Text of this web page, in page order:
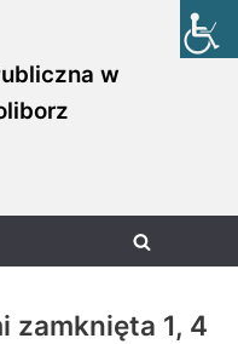
w
zamknięta 1, 4